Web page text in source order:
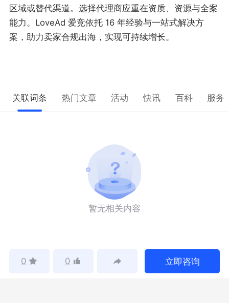
区域或替代渠道。选择代理商应重在资质、资源与全案
能力。LoveAd 爱竞依托 16 年经验与一站式解决方
案，助力卖家合规出海，实现可持续增长。
关联词条 热门文章 活动 快讯 百科 服务
暂无相关内容
0 0 立即咨询